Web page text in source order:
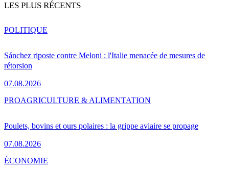
LES PLUS RÉCENTS
Sánchez riposte contre Meloni : l'Italie menacée de mesures de
rétorsion
07.08.2026
POLITIQUE
Poulets, bovins et ours polaires : la grippe aviaire se propage
07.08.2026
PROAGRICULTURE & ALIMENTATION
ÉCONOMIE